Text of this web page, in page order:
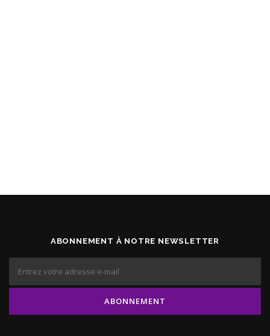
ABONNEMENT À NOTRE NEWSLETTER